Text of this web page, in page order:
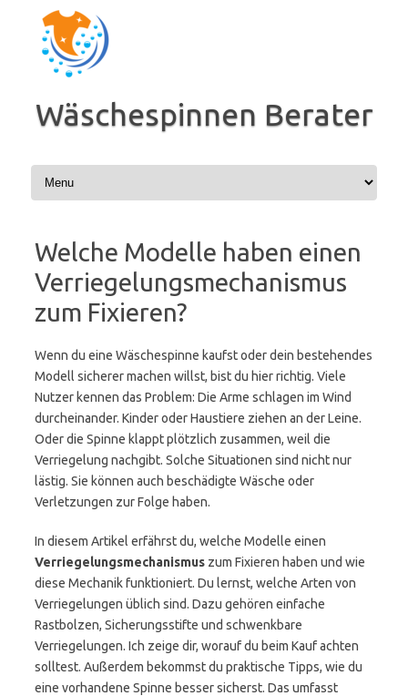
Inhalt
springen
Wäschespinnen Berater
Welche Modelle haben einen
Verriegelungsmechanismus
zum Fixieren?
Wenn du eine Wäschespinne kaufst oder dein bestehendes
Modell sicherer machen willst, bist du hier richtig. Viele
Nutzer kennen das Problem: Die Arme schlagen im Wind
durcheinander. Kinder oder Haustiere ziehen an der Leine.
Oder die Spinne klappt plötzlich zusammen, weil die
Verriegelung nachgibt. Solche Situationen sind nicht nur
lästig. Sie können auch beschädigte Wäsche oder
Verletzungen zur Folge haben.
In diesem Artikel erfährst du, welche Modelle einen
Verriegelungsmechanismus zum Fixieren haben und wie
diese Mechanik funktioniert. Du lernst, welche Arten von
Verriegelungen üblich sind. Dazu gehören einfache
Rastbolzen, Sicherungsstifte und schwenkbare
Verriegelungen. Ich zeige dir, worauf du beim Kauf achten
solltest. Außerdem bekommst du praktische Tipps, wie du
eine vorhandene Spinne besser sicherst. Das umfasst